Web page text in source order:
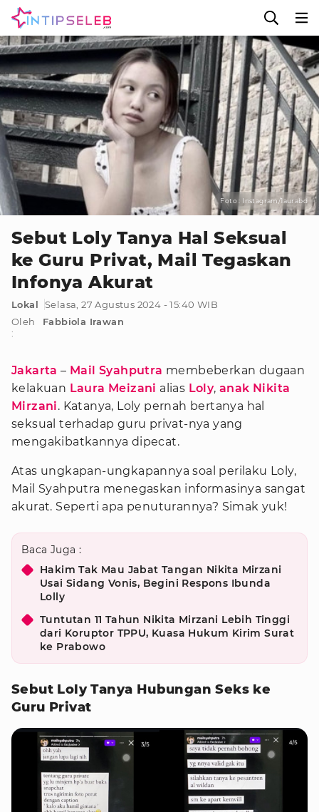
Foto : Instagram/1aurabd
Sebut Loly Tanya Hal Seksual
ke Guru Privat, Mail Tegaskan
Infonya Akurat
Lokal
Selasa, 27 Agustus 2024 - 15:40 WIB
Oleh
:
Fabbiola Irawan
Jakarta – Mail Syahputra membeberkan dugaan
kelakuan Laura Meizani alias Loly,anak Nikita
Mirzani. Katanya, Loly pernah bertanya hal
seksual terhadap guru privat-nya yang
mengakibatkannya dipecat.
Atas ungkapan-ungkapannya soal perilaku Loly,
Mail Syahputra menegaskan informasinya sangat
akurat. Seperti apa penuturannya? Simak yuk!
Baca Juga :
Hakim Tak Mau Jabat Tangan Nikita Mirzani
Usai Sidang Vonis, Begini Respons Ibunda
Lolly
Tuntutan 11 Tahun Nikita Mirzani Lebih Tinggi
dari Koruptor TPPU, Kuasa Hukum Kirim Surat
ke Prabowo
Sebut Loly Tanya Hubungan Seks ke
Guru Privat